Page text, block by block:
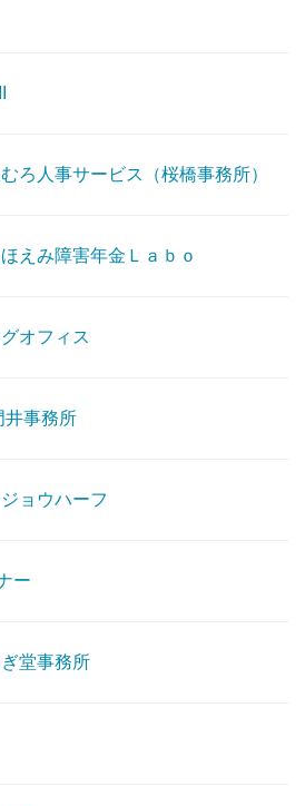
ろ人事サービス（桜橋事務所）
えみ障害年金Ｌａｂｏ
オフィス
井事務所
ョウハーフ
ー
堂事務所